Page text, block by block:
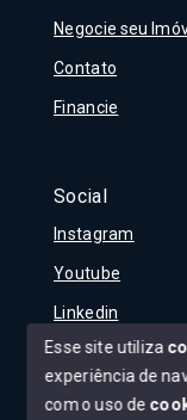
Negocie seu
Contato
Financie
Social
Instagram
Youtube
Linkedin
© Copyright 2026 -
Esse site utiliza
experiência de
com o uso de